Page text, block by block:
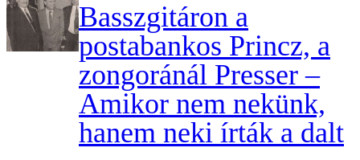
Basszgitáron a
postabankos Princz, a
zongoránál Presser –
Amikor nem nekünk,
hanem neki írták a dalt